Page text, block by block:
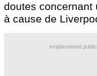
doutes concernant
à cause de
emplacement